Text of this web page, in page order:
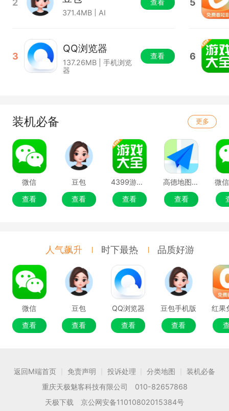
2
371.4MB | AI
查看
3
QQ浏览器
137.26MB | 手机浏览
器
查看
5
6
装机必备 更多
微信
查看
豆包
查看
4399游戏盒
查看
高德地图移动端
查看
微
人气飙升 时下最热 品质好游
微信
查看
豆包
查看
QQ浏览器
查看
豆包手机版
查看
返回M端首页 免责声明 投诉处理 分类地图
装机必备
重庆天极魅客科技有限公司 010-82657868
天极下载 京公网安备11010802015384号